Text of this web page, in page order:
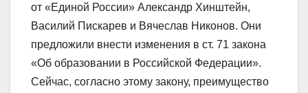
от «Единой России» Александр Хинштейн,
Василий Пискарев и Вячеслав Никонов. Они
предложили внести изменения в ст. 71 закона
«Об образовании в Российской Федерации».
Сейчас, согласно этому закону, преимущество